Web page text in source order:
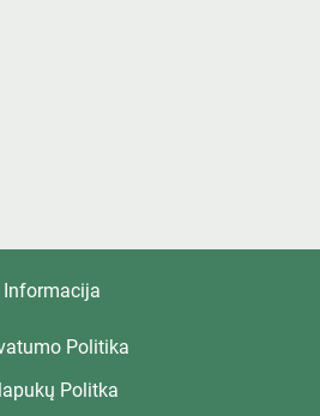
Informacija
Politika
Politka